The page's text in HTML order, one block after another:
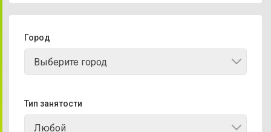
Город
Выберите город
Тип занятости
Любой